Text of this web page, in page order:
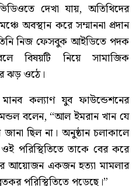
দেখা যায়, অতিথিদের
অবস্থান করে সম্মাননা প্রদান
নিজ ফেসবুক আইডিতে পদক
বিষয়টি নিয়ে সামাজিক
ঝড় ওঠে।
কল্যাণ যুব ফাউন্ডেশনের
বলেন, “আল ইমরান খান যে
ছিল না। অনুষ্ঠান চলাকালে
পরিস্থিতিতে তাকে বের করে
আয়োজন একজন হত্যা মামলার
পরিস্থিতিতে পড়েছে।”